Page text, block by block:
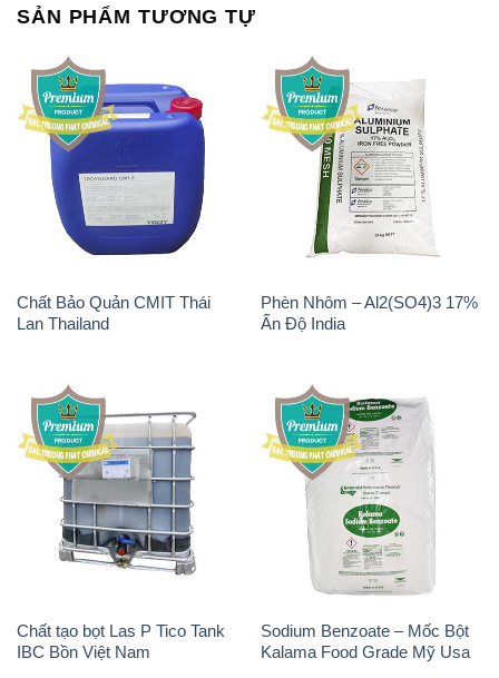
SẢN PHẨM TƯƠNG TỰ
Chất Bảo Quản CMIT Thái
Lan Thailand
Phèn Nhôm – Al2(SO4)3 17%
Ấn Độ India
Chất tạo bọt Las P Tico Tank
IBC Bồn Việt Nam
Sodium Benzoate – Mốc Bột
Kalama Food Grade Mỹ Usa